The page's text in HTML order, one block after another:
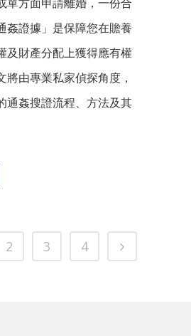
姦證據」是保障您在贍養
及財產分配上獲得應有權
將由專業私家偵探角度，
通姦搜證流程、方法及其
2 3 4